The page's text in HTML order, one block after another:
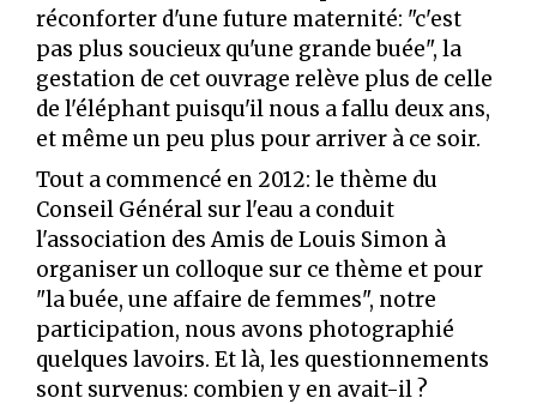
réconforter d'une future maternité: "c'est
pas plus soucieux qu'une grande buée", la
gestation de cet ouvrage relève plus de celle
de l'éléphant puisqu'il nous a fallu deux ans,
et même un peu plus pour arriver à ce soir.
Tout a commencé en 2012: le thème du
Conseil Général sur l'eau a conduit
l'association des Amis de Louis Simon à
organiser un colloque sur ce thème et pour
"la buée, une affaire de femmes", notre
participation, nous avons photographié
quelques lavoirs. Et là, les questionnements
sont survenus: combien y en avait-il ?